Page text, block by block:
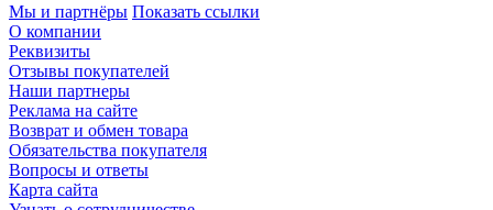
Мы и партнёры Показать ссылки
О компании
Реквизиты
Отзывы покупателей
Наши партнеры
Реклама на сайте
Возврат и обмен товара
Обязательства покупателя
Вопросы и ответы
Карта сайта